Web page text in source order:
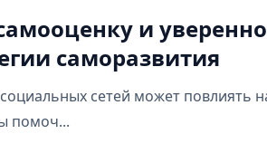
и
саморазвития
сетей может повлиять
помоч...